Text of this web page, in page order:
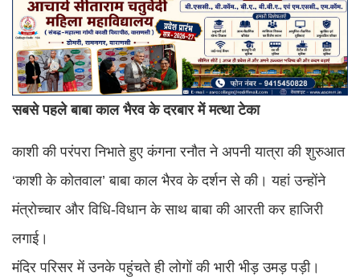
सबसे पहले बाबा काल भैरव के दरबार में मत्था टेका
काशी की परंपरा निभाते हुए कंगना रनौत ने अपनी यात्रा की शुरुआत
‘काशी के कोतवाल’ बाबा काल भैरव के दर्शन से की। यहां उन्होंने
मंत्रोच्चार और विधि-विधान के साथ बाबा की आरती कर हाजिरी
लगाई।
मंदिर परिसर में उनके पहुंचते ही लोगों की भारी भीड़ उमड़ पड़ी।